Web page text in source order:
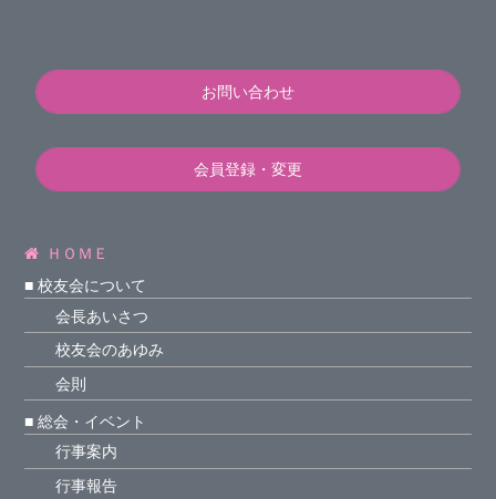
お問い合わせ
会員登録・変更
ＨＯＭＥ
■ 校友会について
会長あいさつ
校友会のあゆみ
会則
■ 総会・イベント
行事案内
行事報告